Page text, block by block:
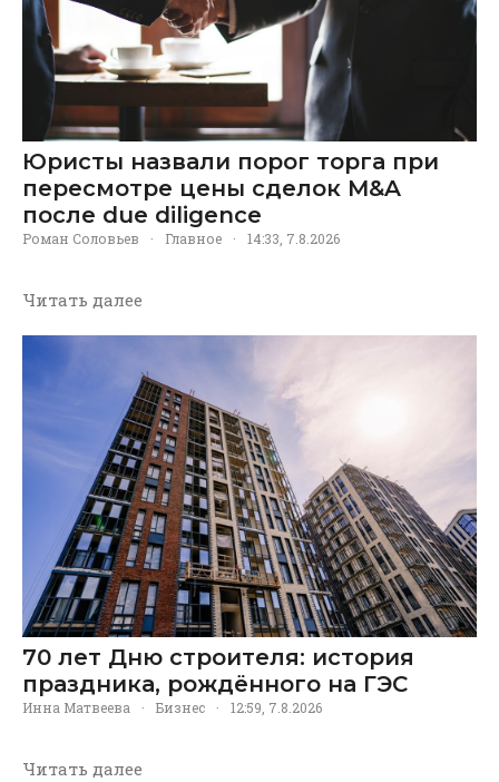
Юристы назвали порог торга при
пересмотре цены сделок M&A
после due diligence
Роман Соловьев · Главное · 14:33, 7.8.2026
Читать далее
70 лет Дню строителя: история
праздника, рождённого на ГЭС
Инна Матвеева · Бизнес · 12:59, 7.8.2026
Читать далее